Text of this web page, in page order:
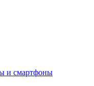
и смартфоны